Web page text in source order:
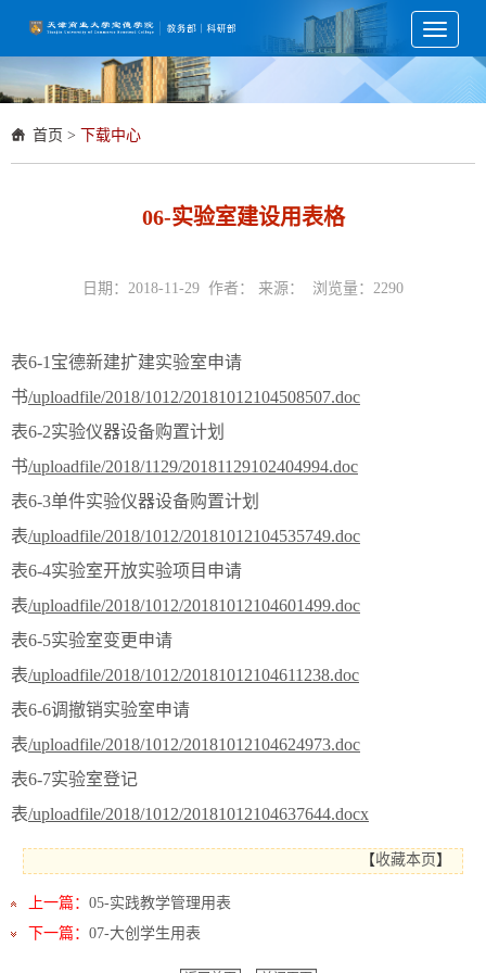
Toggle
首页 > 下载中心
06-实验室建设用表格
日期：2018-11-29 作者： 来源： 浏览量： 2290
表6-1宝德新建扩建实验室申请
书/uploadfile/2018/1012/20181012104508507.doc
表6-2实验仪器设备购置计划
书/uploadfile/2018/1129/20181129102404994.doc
表6-3单件实验仪器设备购置计划
表/uploadfile/2018/1012/20181012104535749.doc
表6-4实验室开放实验项目申请
表/uploadfile/2018/1012/20181012104601499.doc
表6-5实验室变更申请
表/uploadfile/2018/1012/20181012104611238.doc
表6-6调撤销实验室申请
表/uploadfile/2018/1012/20181012104624973.doc
表6-7实验室登记
表/uploadfile/2018/1012/20181012104637644.docx
【收藏本页】
上一篇： 05-实践教学管理用表
下一篇： 07-大创学生用表